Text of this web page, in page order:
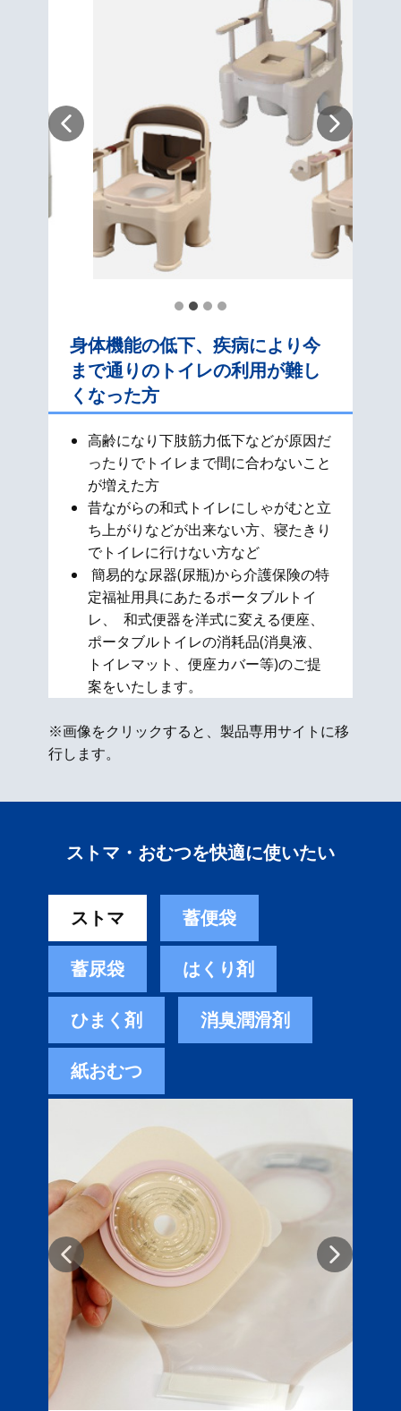
身体機能の低下、疾病により今
まで通りのトイレの利用が難し
くなった方
高齢になり下肢筋力低下などが原因だ
ったりでトイレまで間に合わないこと
が増えた方
昔ながらの和式​トイレにしゃがむと立
ち上がりなどが出来ない方、寝たきり
でトイレに行けない方など
簡易的な尿器(尿瓶)から介護保険の特
定福祉用具にあたるポータブルトイ
レ、 和式便器を洋式に変える便座、​
ポータブルトイレの消耗品(消臭液、
トイレマット、便座カバー等)のご提
案をいたします。
※画像をクリックすると、製品専用サイトに移
行します。
ストマ・おむつを快適に使いたい
ストマ 蓄便袋
蓄尿袋 はくり剤
ひまく剤 消臭潤滑剤
紙おむつ